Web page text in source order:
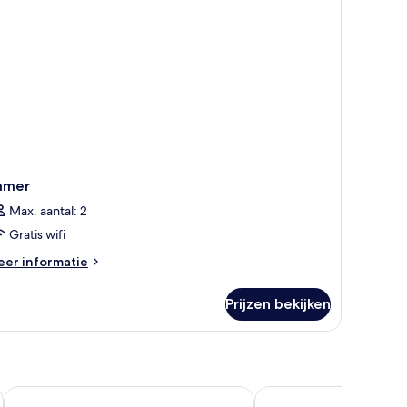
Max. aantal: 2
Gratis wifi
informatie
Prijzen bekijken
Hotel Sigiriya Jetwing Lake